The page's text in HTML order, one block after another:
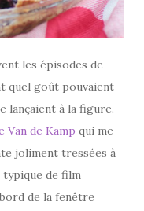
les épisodes de
quel goût pouvaient
lançaient à la figure.
Van de Kamp qui me
joliment tressées à
typique de film
de la fenêtre